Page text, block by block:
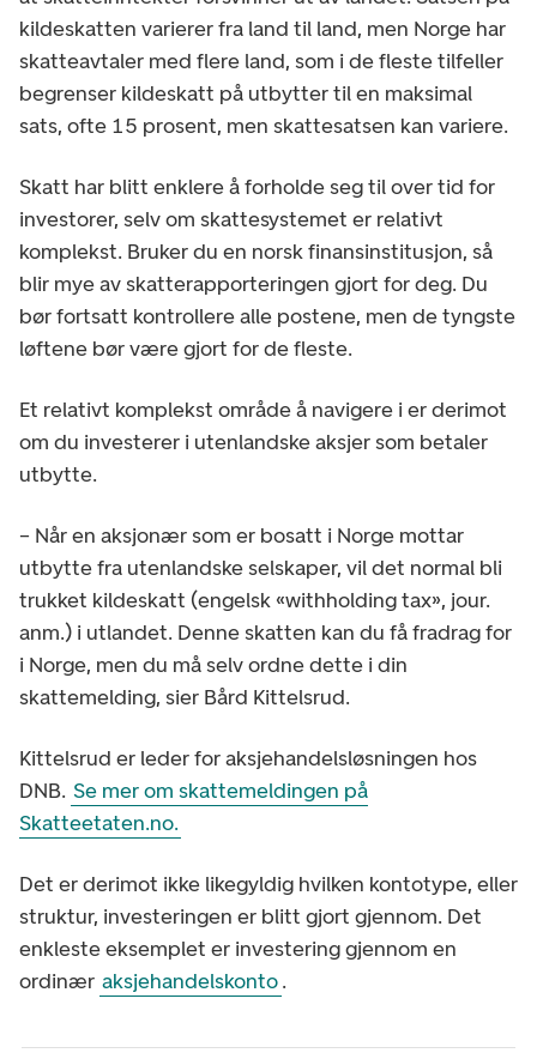
kildeskatten varierer fra land til land, men Norge har
skatteavtaler med flere land, som i de fleste tilfeller
begrenser kildeskatt på utbytter til en maksimal
sats, ofte 15 prosent, men skattesatsen kan variere.
Skatt har blitt enklere å forholde seg til over tid for
investorer, selv om skattesystemet er relativt
komplekst. Bruker du en norsk finansinstitusjon, så
blir mye av skatterapporteringen gjort for deg. Du
bør fortsatt kontrollere alle postene, men de tyngste
løftene bør være gjort for de fleste.
Et relativt komplekst område å navigere i er derimot
om du investerer i utenlandske aksjer som betaler
utbytte.
– Når en aksjonær som er bosatt i Norge mottar
utbytte fra utenlandske selskaper, vil det normal bli
trukket kildeskatt (engelsk «withholding tax», jour.
anm.) i utlandet. Denne skatten kan du få fradrag for
i Norge, men du må selv ordne dette i din
skattemelding, sier Bård Kittelsrud.
Kittelsrud er leder for aksjehandelsløsningen hos
DNB. Se mer om skattemeldingen på
Skatteetaten.no.
Det er derimot ikke likegyldig hvilken kontotype, eller
struktur, investeringen er blitt gjort gjennom. Det
enkleste eksemplet er investering gjennom en
ordinær aksjehandelskonto.